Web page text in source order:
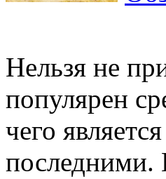
Нельзя не
популярен
чего
последними.